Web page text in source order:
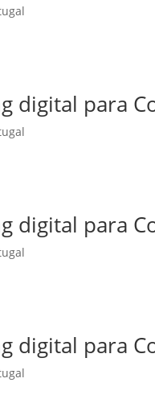
digital para
digital para
digital para